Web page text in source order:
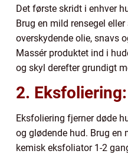
Det første skridt i enhver
Brug en mild rensegel
overskydende olie, snavs
Massér produktet ind i
og skyl derefter grundigt
2. Eksfoliering:
Eksfoliering fjerner døde
og glødende hud. Brug en
kemisk eksfoliator 1-2